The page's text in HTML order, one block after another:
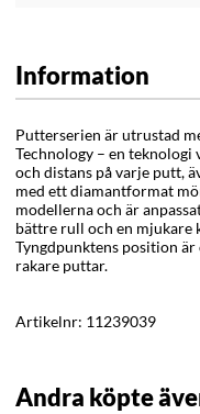
Information
Putterserien är utrustad
Technology – en teknologi
och distans på varje putt,
med ett diamantformat
modellerna och är
bättre rull och en mjukare
Tyngdpunktens position
rakare puttar.
Artikelnr: 11239039
Andra köpte